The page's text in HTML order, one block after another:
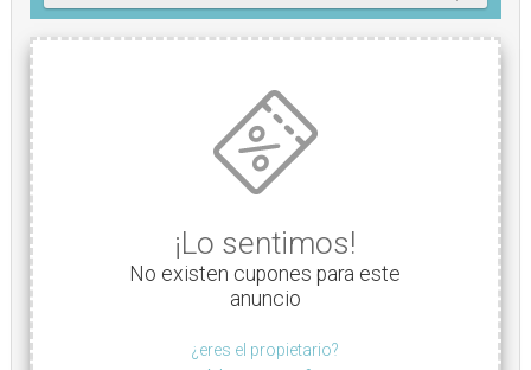
¡Lo sentimos!
No existen cupones para este
anuncio
¿eres el propietario?